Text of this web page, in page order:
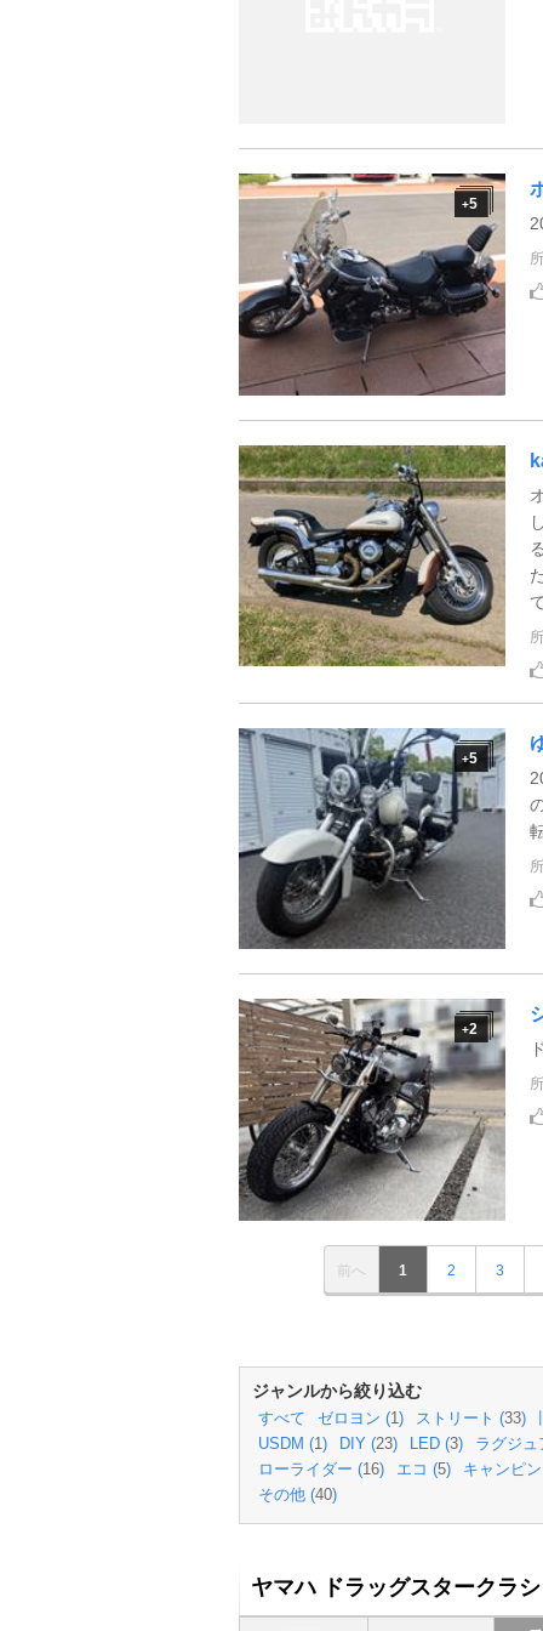
+5
+5
+2
前へ 1 2 3
ジャンルから絞り込む
すべて ゼロヨン (1) ストリート (33)
USDM (1) DIY (23) LED (3)
ラグジュ
ローライダー (16) エコ (5)
キャンピ
その他 (40)
ヤマハ ドラッグスタークラ